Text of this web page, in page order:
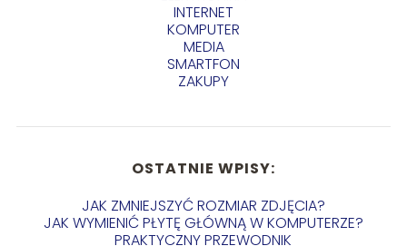
INTERNET
KOMPUTER
MEDIA
SMARTFON
ZAKUPY
OSTATNIE WPISY:
JAK ZMNIEJSZYĆ ROZMIAR ZDJĘCIA?
JAK WYMIENIĆ PŁYTĘ GŁÓWNĄ W KOMPUTERZE?
PRAKTYCZNY PRZEWODNIK